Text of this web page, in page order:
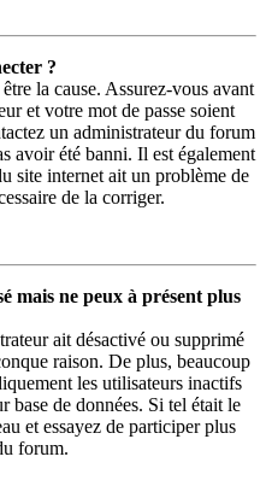
?
la cause. Assurez-vous avant
et votre mot de passe soient
un administrateur du forum
avoir été banni. Il est également
site internet ait un problème de
de la corriger.
mais ne peux à présent plus
ait désactivé ou supprimé
raison. De plus, beaucoup
les utilisateurs inactifs
base de données. Si tel était le
et essayez de participer plus
forum.